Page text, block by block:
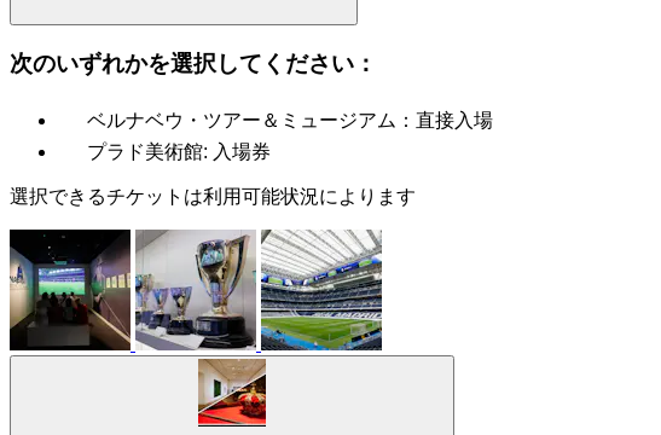
次のいずれかを選択してください：
ベルナベウ・ツアー＆ミュージアム：直接入場
プラド美術館: 入場券
選択できるチケットは利用可能状況によります